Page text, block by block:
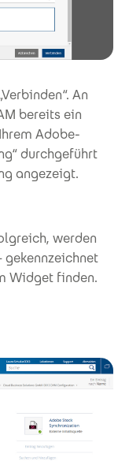
An
bereits ein
Adobe-
durchgeführt
angezeigt.
werden
gekennzeichnet
Widget finden.